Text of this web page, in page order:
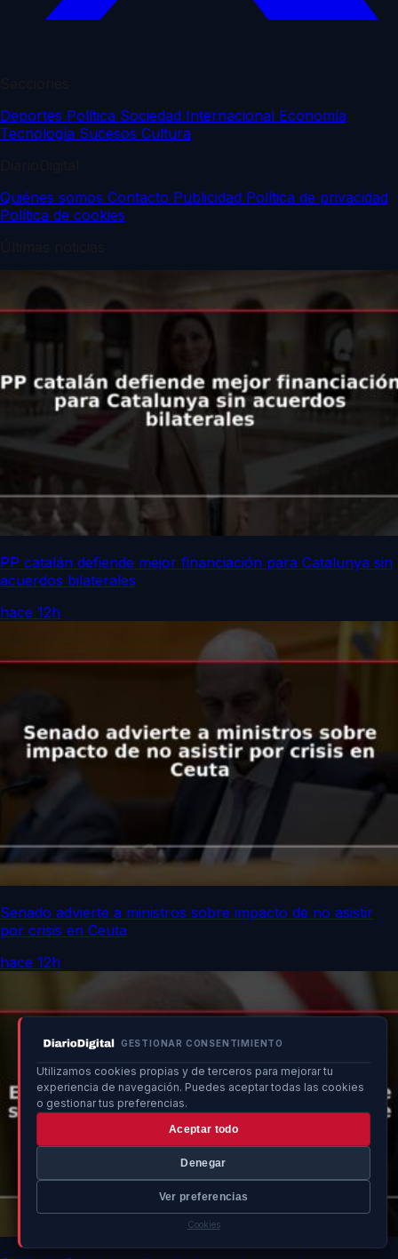
GESTIONAR CONSENTIMIENTO
Utilizamos cookies propias y de terceros para mejorar tu
experiencia de navegación. Puedes aceptar todas las cookies
o gestionar tus preferencias.
Aceptar todo
Denegar
Ver preferencias
Cookies
Deportes Política Sociedad Internacional Economía
Tecnología Sucesos Cultura
Quiénes somos Contacto Publicidad Política de privacidad
Política de cookies
PP catalán defiende mejor financiación para Catalunya sin
acuerdos bilaterales
hace 12h
Senado advierte a ministros sobre impacto de no asistir
por crisis en Ceuta
hace 12h